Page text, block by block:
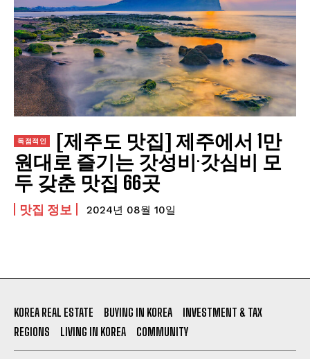
맛있게 소고기를 구워 먹는 방법 5가지
맛있는 쭈꾸미 요리와 맛집 추천
짜장면을 맛있게 먹는 방법! 맛집 추천
법률 정보
관리비 미납으로 경매 처분 위기에 처했을 때, 어
투자 사기 유형과 피해 최소화를 위한 주의사항
관리비 미납으로 3년만 버티면 된다?
발전기금이나 소송비용 모금에 돈을 보내면 정말
좋아질까?
DUKLASS NET
ABOUT
TERMS OF SERVICE
[제주도 맛집] 제주에서 1만
원대로 즐기는 갓성비·갓심비 모
두 갖춘 맛집 66곳
맛집 정보 2024년 08월 10일
KOREA REAL ESTATE BUYING IN KOREA
INVESTMENT & TAX
REGIONS
LIVING IN KOREA COMMUNITY